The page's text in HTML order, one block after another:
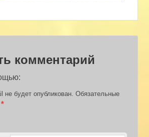
комментарий
не будет опубликован. Обязательные
*